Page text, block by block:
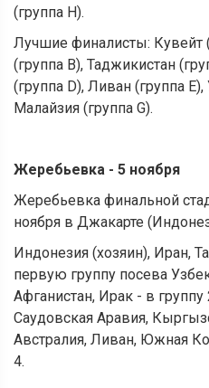
(группа H).
Лучшие финалисты: Кувейт
(группа B), Таджикистан
(группа D), Ливан (группа
Малайзия (группа G).
Жеребьевка - 5 ноября
Жеребьевка финальной
ноября в Джакарте
Индонезия (хозяин), Иран,
первую группу посева
Афганистан, Ирак - в
Саудовская Аравия,
Австралия, Ливан, Южная
4.